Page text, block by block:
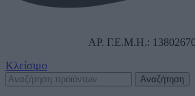
ΑΡ. Γ.Ε.Μ.Η.:
Κλείσιμο
Αναζήτηση